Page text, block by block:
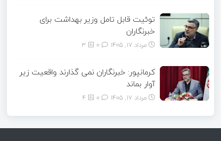
توئیت قابل تامل وزیر بهداشت برای
خبرنگاران
مرداد ۱۷, ۱۴۰۵ 3
کرمانپور: خبرنگاران نمی گذارند واقعیت زیر
آوار بماند
مرداد ۱۷, ۱۴۰۵ 4